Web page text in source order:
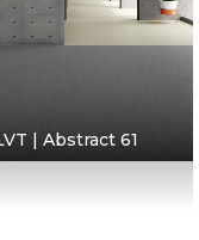
| Abstract 61